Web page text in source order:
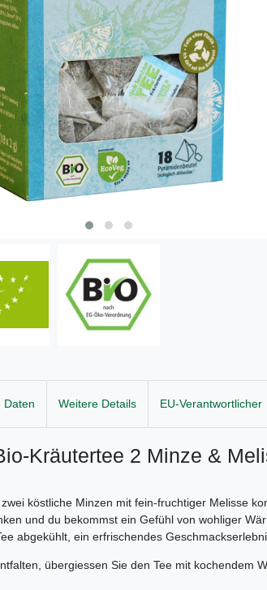
Daten Weitere Details EU-Verantwortlicher
Kräutertee 2 Minze &
köstliche Minzen mit fein-fruchtiger Melisse
und du bekommst ein Gefühl von wohliger
abgekühlt, ein erfrischendes
übergiessen Sie den Tee mit kochendem